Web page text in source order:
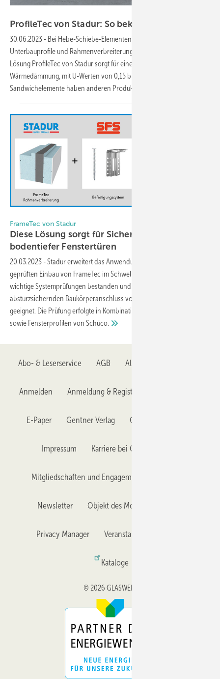
ProfileTec von Stadur: So bekommen Hebe-
30.06.2023 - Bei Hebe-Schiebe-Elementen sind passende
Unterbauprofile und Rahmenverbreiterungen das A und O. Die
Lösung ProfileTec von Stadur sorgt für eine hochwertige
Wärmedämmung, mit U-Werten von 0,15 bis 0,45 W/m²K. Die
Sandwichelemente haben anderen Produkten etwas
FrameTec von Stadur
Diese Lösung sorgt für Sicherheit beim Einbau
bodentiefer Fenstertüren
20.03.2023 -Stadur erweitert das Anwendungsspektrum zum
geprüften Einbau von FrameTec im Schwellenbereich. Das System hat
wichtige Systemprüfungen bestanden und ist für den
absturzsichernden Baukörperanschluss von Fenstern bestens
geeignet. Die Prüfung erfolgte in Kombination mit Befestigern von SFS
sowie Fensterprofilen von Schüco.
Abo- & Leserservice AGB Alle Inhalte chronologisch
Anmelden Anmeldung & Registrierung
E-Paper Gentner Verlag GLASWELT abonnieren
Impressum Karriere bei Gentner
Mitgliedschaften und Engagement
Newsletter Objekt des Monats
Privacy Manager Veranstaltungen / Webinare
Kataloge
© 2026 GLASWELT